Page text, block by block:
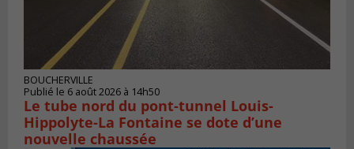
BOUCHERVILLE
Publié le 6 août 2026 à 14h50
Le tube nord du pont-tunnel Louis-
Hippolyte-La Fontaine se dote d’une
nouvelle chaussée